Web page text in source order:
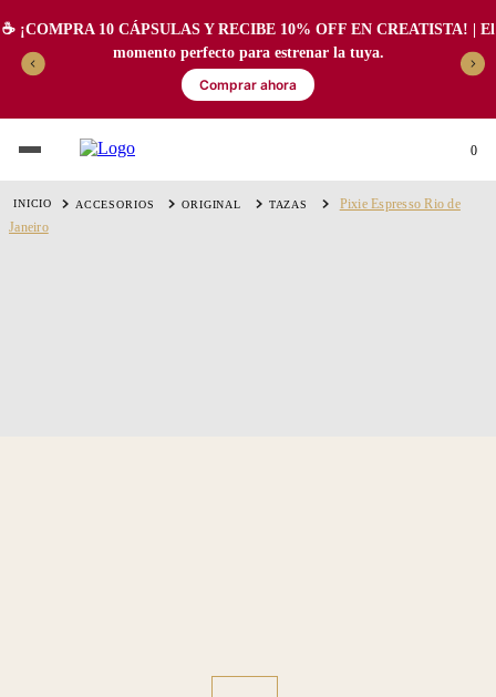
☕️ ¡COMPRA 10 CÁPSULAS Y RECIBE 10% OFF EN CREATISTA! | El
momento perfecto para estrenar la tuya.
Comprar ahora
0
ACCESORIOS ORIGINAL TAZAS
Pixie Espresso Rio de
Janeiro